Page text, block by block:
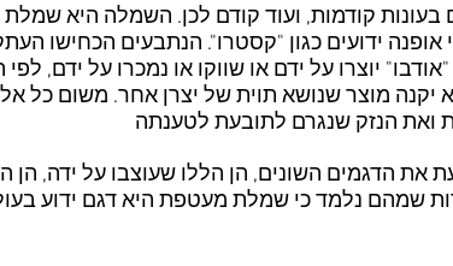
בעונות קודמות, ועוד קודם לכן. השמלה היא
אופנה ידועים כגון "קסטרו". הנתבעים הכחישו
יוצרו על ידם או שווקו או נמכרו על ידם, לפי
מוצר שנושא תוית של יצרן אחר. משום כל
ואת הנזק שנגרם לתובעת לטענתה
הדגמים השונים, הן הללו שעוצבו על ידה,
שמהם נלמד כי שמלת מעטפת היא דגם ידוע